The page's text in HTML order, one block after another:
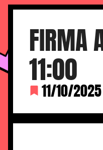
FIRMA
11:00
11/10/2025